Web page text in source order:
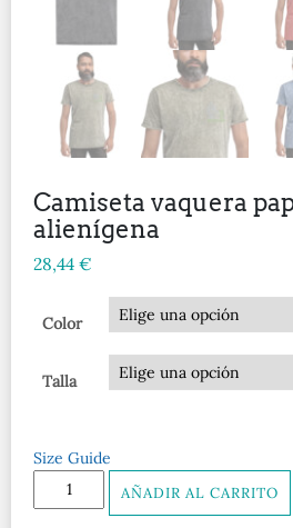
Camiseta vaquera
alienígena
28,44 €
Color
Talla
Size Guide
Camiseta
vaquera
AÑADIR AL CARRITO